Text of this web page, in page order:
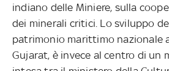
indiano delle Miniere, sulla
dei minerali critici. Lo sviluppo
patrimonio marittimo nazionale
Gujarat, è invece al centro di un